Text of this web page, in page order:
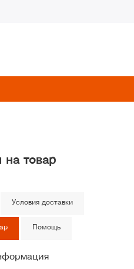
на товар
Условия доставки
Помощь